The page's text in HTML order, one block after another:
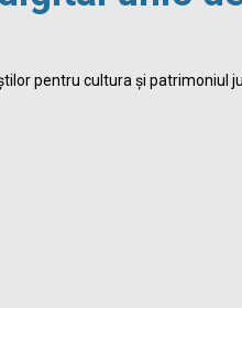
pentru cultura și patrimoniul